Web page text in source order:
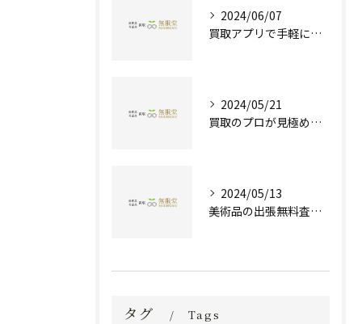
2024/06/07
買取アプリで手軽に現金化！あなたの不要品が宝物に変わる方法とは？
2024/05/21
買取のプロが見極める！骨董品の価値と査定とは？
2024/05/13
美術品の出張無料査定 | 一万点以上の実績で信頼の骨董品買取専門店
タグ Tags